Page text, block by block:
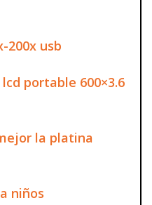
200x usb
portable 600×3.6
la platina
niños